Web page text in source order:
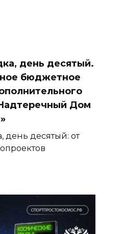
день десятый.
бюджетное
Дом
день десятый: от